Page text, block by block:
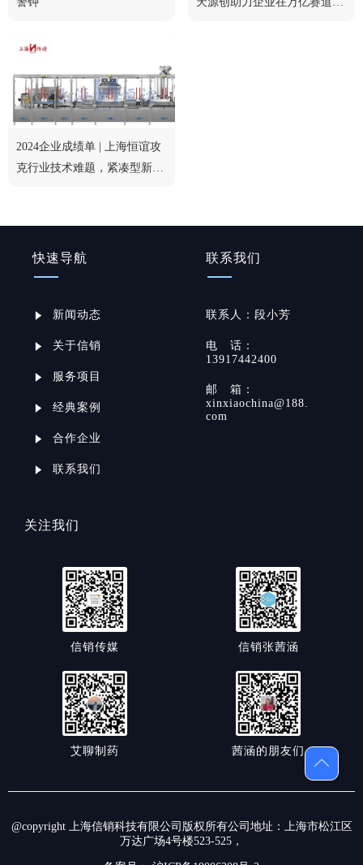
2024企业成绩单 | 上海恒谊攻
克行业技术难题，紧凑型新品
快速导航
新闻动态
关于信销
服务项目
经典案例
合作企业
联系我们
联系我们
联系 人： 段小芳
电
话：
13917442400
邮
箱：
xinxiaochina@188.
com
关注我们
信销传媒 信销张茜涵
艾聊制药 茜涵的朋友们
@copyright 上海信销科技有限公司版权所有公司地址：上海市松江区
万达广场4号楼523-525，